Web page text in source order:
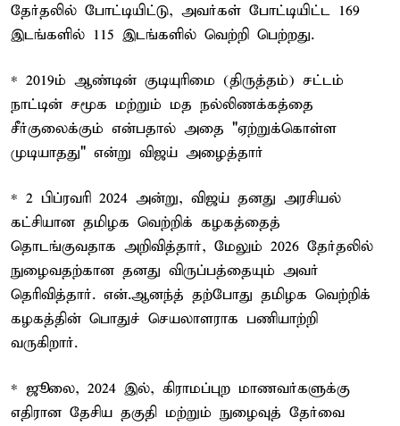
தேர்தலில் போட்டியிட்டு, அவர்கள் போட்டியிட்ட 169
இடங்களில் 115 இடங்களில் வெற்றி பெற்றது.
* 2019ம் ஆண்டின் குடியுரிமை (திருத்தம்) சட்டம்
நாட்டின் சமூக மற்றும் மத நல்லிணக்கத்தை
சீர்குலைக்கும் என்பதால் அதை "ஏற்றுக்கொள்ள
முடியாதது" என்று விஜய் அழைத்தார்
* 2 பிப்ரவரி 2024 அன்று, விஜய் தனது அரசியல்
கட்சியான தமிழக வெற்றிக் கழகத்தைத்
தொடங்குவதாக அறிவித்தார், மேலும் 2026 தேர்தலில்
நுழைவதற்கான தனது விருப்பத்தையும் அவர்
தெரிவித்தார். என்.ஆனந்த் தற்போது தமிழக வெற்றிக்
கழகத்தின் பொதுச் செயலாளராக பணியாற்றி
வருகிறார்.
* ஜூலை, 2024 இல், கிராமப்புற மாணவர்களுக்கு
எதிரான தேசிய தகுதி மற்றும் நுழைவுத் தேர்வை